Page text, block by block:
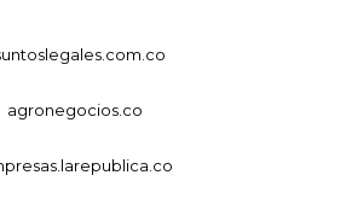
agronegocios.co